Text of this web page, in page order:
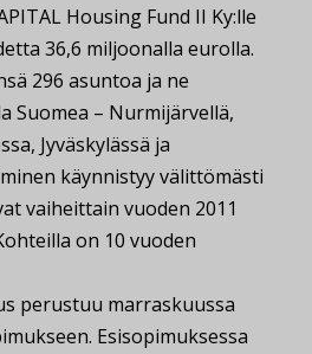
Housing Fund II Ky:lle
36,6 miljoonalla eurolla.
296 asuntoa ja ne
Suomea – Nurmijärvellä,
Jyväskylässä ja
käynnistyy välittömästi
vaiheittain vuoden 2011
on 10 vuoden
perustuu marraskuussa
Esisopimuksessa